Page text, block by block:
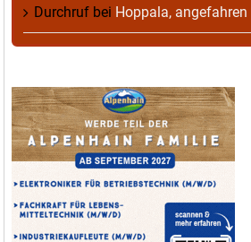
Durchruf bei Hoppala, angefahren